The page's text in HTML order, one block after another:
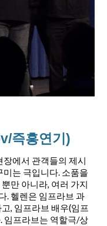
즉흥연기)
장에서 관객들의 제시
미는 극입니다. 소품을
뿐만 아니라, 여러 가지
. 헬렌은 임프라브 과
고, 임프라브 배우(임프
. 임프라브는 역할극/상